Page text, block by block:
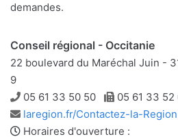
demandes.
Conseil régional - Occitanie
22 boulevard du Maréchal Juin -
9
Téléphone
05 61 33 50 50 Télécopie
05 61 33 52
Adresse
e-
laregion.fr/Contactez-la-Region
Horaires d'ouverture :